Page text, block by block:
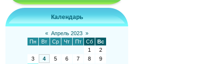
Календарь
« Апрель 2023 »
Пн
Вт Ср Чт Пт Сб
Вс
1
2
3
4 5 6 7 8
9